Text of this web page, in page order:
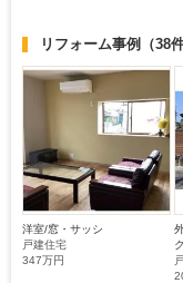
リフォーム事例 （38
洋室/窓・サッシ
戸建住宅
347万円